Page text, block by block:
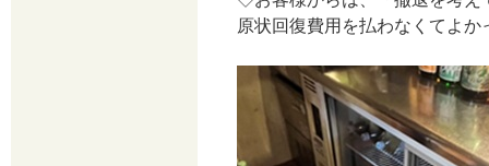
原状回復費用を払わなくてよ